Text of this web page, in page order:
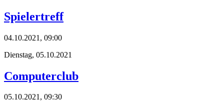
Spielertreff
04.10.2021, 09:00
Dienstag, 05.10.2021
Computerclub
05.10.2021, 09:30